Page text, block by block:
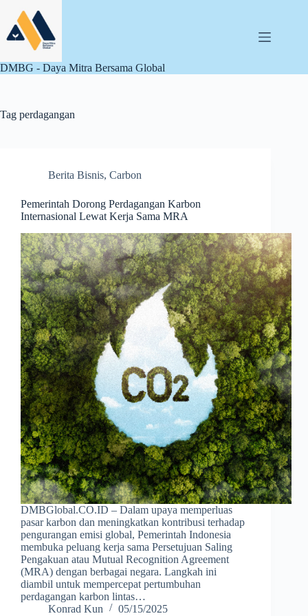
content
DMBG - Daya Mitra Bersama Global
Tag perdagangan
Berita Bisnis, Carbon
Pemerintah Dorong Perdagangan Karbon
Internasional Lewat Kerja Sama MRA
DMBGlobal.CO.ID – Dalam upaya memperluas
pasar karbon dan meningkatkan kontribusi terhadap
pengurangan emisi global, Pemerintah Indonesia
membuka peluang kerja sama Persetujuan Saling
Pengakuan atau Mutual Recognition Agreement
(MRA) dengan berbagai negara. Langkah ini
diambil untuk mempercepat pertumbuhan
perdagangan karbon lintas…
Konrad Kun
05/15/2025